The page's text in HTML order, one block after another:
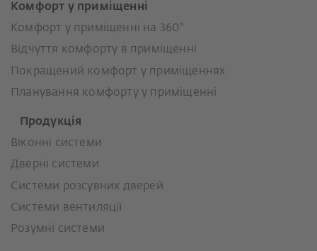
Комфорт у приміщенні
Комфорт у приміщенні на 360°
Відчуття комфорту в приміщенні
Покращений комфорт у приміщеннях
Планування комфорту у приміщенні
Продукція
Віконні системи
Дверні системи
Системи розсувних дверей
Системи вентиляції
Розумні системи